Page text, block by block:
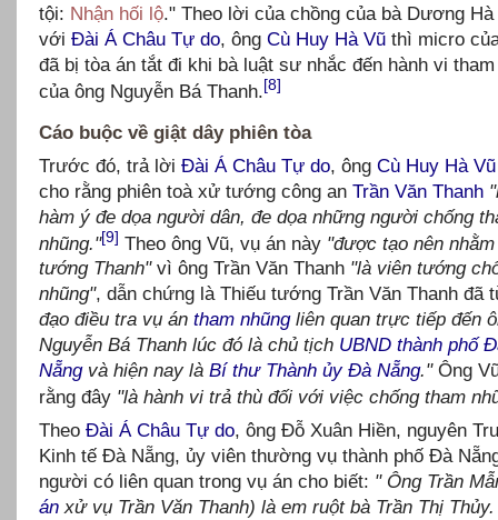
tội: Nhận hối lộ." Theo lời của chồng của bà Dương Hà
với Đài Á Châu Tự do, ông Cù Huy Hà Vũ thì micro
đã bị tòa án tắt đi khi bà luật sư nhắc đến hành vi tham
của ông Nguyễn Bá Thanh.[8]
Cáo buộc về giật dây phiên tòa
Trước đó, trả lời Đài Á Châu Tự do, ông Cù Huy Hà Vũ
cho rằng phiên toà xử tướng công an Trần Văn Thanh
hàm ý đe dọa người dân, đe dọa những người chống
nhũng."[9] Theo ông Vũ, vụ án này "được tạo nên
tướng Thanh"vì ông Trần Văn Thanh "là viên tướng
nhũng", dẫn chứng là Thiếu tướng Trần Văn Thanh đã
đạo điều tra vụ án tham nhũngliên quan trực tiếp đến
Nguyễn Bá Thanh lúc đó là chủ tịch UBND thành phố
Nẵngvà hiện nay là Bí thư Thành ủy Đà Nẵng."Ông
rằng đây "là hành vi trả thù đối với việc chống tham
Theo Đài Á Châu Tự do, ông Đỗ Xuân Hiền, nguyên
Kinh tế Đà Nẵng, ủy viên thường vụ thành phố Đà
người có liên quan trong vụ án cho biết: " Ông Trần
án xử vụ Trần Văn Thanh) là em ruột bà Trần Thị